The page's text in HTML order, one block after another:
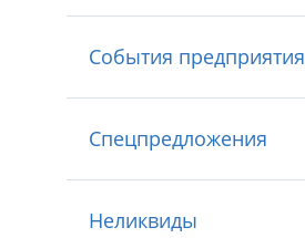
События предприятия
Спецпредложения
Неликвиды